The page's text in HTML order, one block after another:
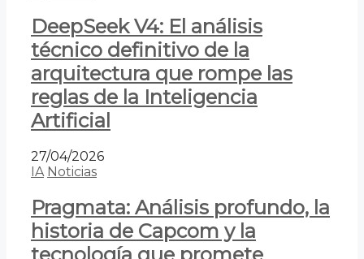
DeepSeek V4: El análisis
técnico definitivo de la
arquitectura que rompe las
reglas de la Inteligencia
Artificial
27/04/2026
IA Noticias
Pragmata: Análisis profundo, la
historia de Capcom y la